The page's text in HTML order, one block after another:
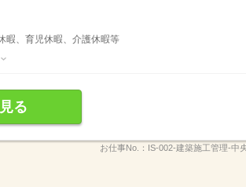
暇、育児休暇、介護休暇等
る
お仕事No.： IS-002-建築施工管理-中